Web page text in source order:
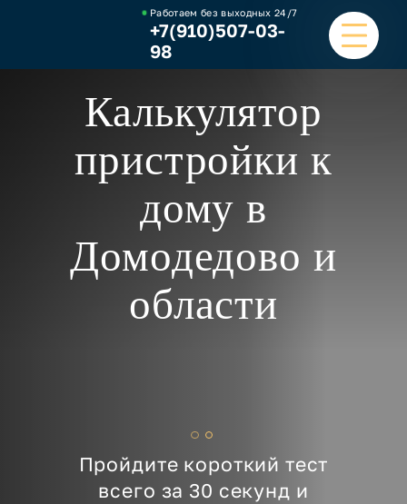
Работаем без выходных24/7
+7(910)507-03-
98
ГЛАВНАЯ
УСЛУГИ
НАШИ РАБОТЫ
ЦЕНЫ
Калькулятор
пристройки к
дому в
Домодедово и
области
Пройдите короткий тест
всего за 30 секунд и